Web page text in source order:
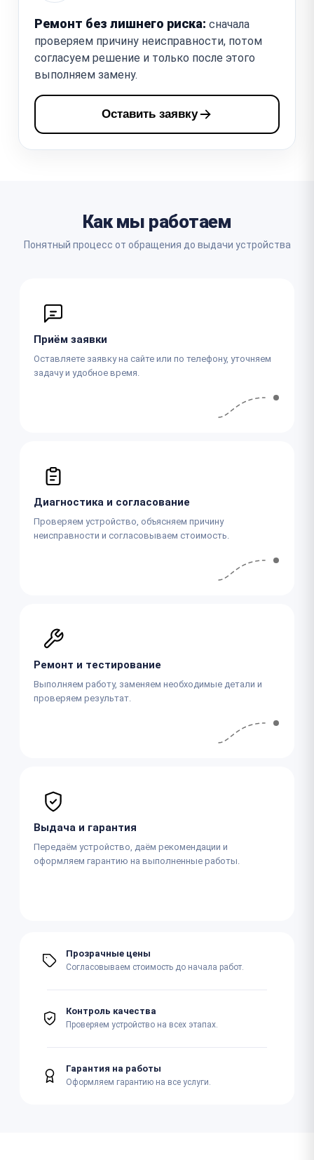
Ремонт без лишнего риска: сначала
проверяем причину неисправности, потом
согласуем решение и только после этого
выполняем замену.
Оставить заявку
Как мы работаем
Понятный процесс от обращения до выдачи устройства
Приём заявки
Оставляете заявку на сайте или по телефону, уточняем
задачу и удобное время.
Диагностика и согласование
Проверяем устройство, объясняем причину
неисправности и согласовываем стоимость.
Ремонт и тестирование
Выполняем работу, заменяем необходимые детали и
проверяем результат.
Выдача и гарантия
Передаём устройство, даём рекомендации и
оформляем гарантию на выполненные работы.
Прозрачные цены
Согласовываем стоимость до начала работ.
Контроль качества
Проверяем устройство на всех этапах.
Гарантия на работы
Оформляем гарантию на все услуги.